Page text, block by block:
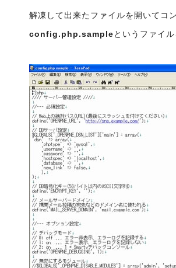
解凍して出来たファイルを開いてコ
config.php.sampleというファイ